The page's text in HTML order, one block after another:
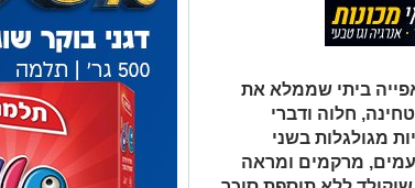
ביתי שממלא את
חלוה ודברי
מגולגלות בשני
מרקמים ומראה